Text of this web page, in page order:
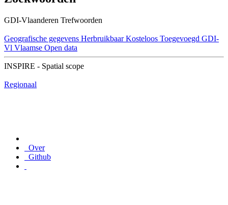
GDI-Vlaanderen Trefwoorden
Geografische gegevens Herbruikbaar Kosteloos Toegevoegd GDI-
Vl Vlaamse Open data
INSPIRE - Spatial scope
Regionaal
Over
Github